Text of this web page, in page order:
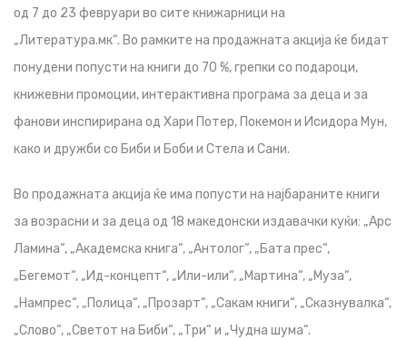
од 7 до 23 февруари во сите книжарници на
„Литература.мк“. Во рамките на продажната акција ќе бидат
понудени попусти на книги до 70 %, грепки со подароци,
книжевни промоции, интерактивна програма за деца и за
фанови инспирирана од Хари Потер, Покемон и Исидора Мун,
како и дружби со Биби и Боби и Стела и Сани.
Во продажната акција ќе има попусти на најбараните книги
за возрасни и за деца од 18 македонски издавачки куќи: „Арс
Ламина“, „Академска книга“, „Антолог“, „Бата прес“,
„Бегемот“, „Ид-концепт“, „Или-или“, „Мартина“, „Муза“,
„Нампрес“, „Полица“, „Прозарт“, „Сакам книги“, „Сказнувалка“,
„Слово“, „Светот на Биби“, „Три“ и „Чудна шума“.